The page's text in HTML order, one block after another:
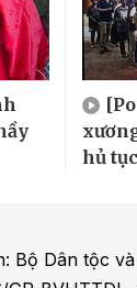
hủ tục
Bộ Dân tộc